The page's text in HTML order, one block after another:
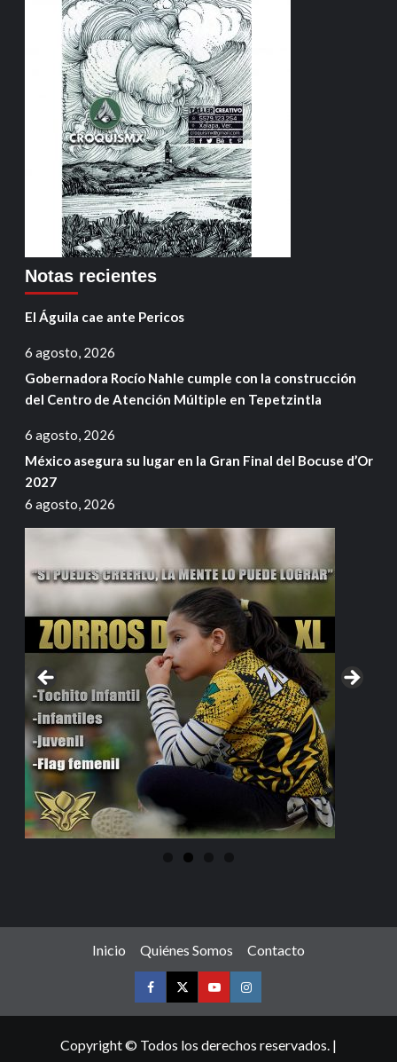
Notas recientes
El Águila cae ante Pericos
6 agosto, 2026
Gobernadora Rocío Nahle cumple con la construcción
del Centro de Atención Múltiple en Tepetzintla
6 agosto, 2026
México asegura su lugar en la Gran Final del Bocuse d’Or
2027
6 agosto, 2026
Inicio Quiénes Somos Contacto
Copyright © Todos los derechos reservados. |